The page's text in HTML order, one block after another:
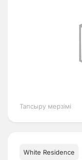
Тапсыру мерзімі
White Residence